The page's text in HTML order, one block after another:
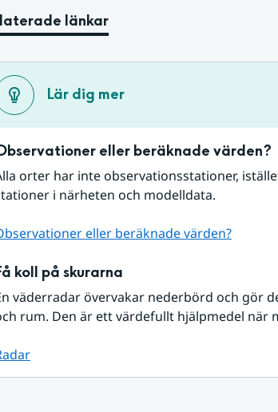
länkar
Lär dig mer
eller beräknade värden?
orter har inte observationsstationer,
i närheten och modelldata.
eller beräknade värden?
koll på skurarna
väderradar övervakar nederbörd och gör
rum. Den är ett värdefullt hjälpmedel när